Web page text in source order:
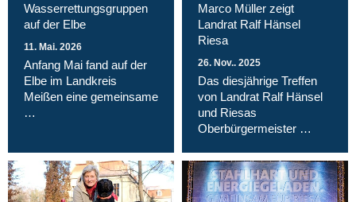
Wasserrettungsgruppen
auf der Elbe
11. Mai. 2026
Anfang Mai fand auf der
Elbe im Landkreis
Meißen eine gemeinsame
…
Marco Müller zeigt
Landrat Ralf Hänsel
Riesa
26. Nov.. 2025
Das diesjährige Treffen
von Landrat Ralf Hänsel
und Riesas
Oberbürgermeister …